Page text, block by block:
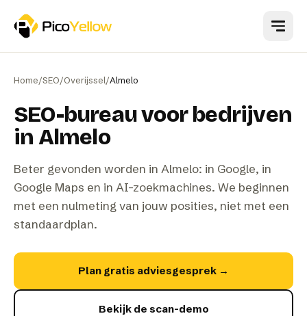
Home/SEO/Overijssel/Almelo
SEO-bureau voor bedrijven
in Almelo
Beter gevonden worden in Almelo: in Google, in
Google Maps en in AI-zoekmachines. We beginnen
met een nulmeting van jouw posities, niet met een
standaardplan.
Plan gratis adviesgesprek →
Bekijk de scan-demo